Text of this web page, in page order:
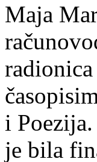
Maja
i
je bila